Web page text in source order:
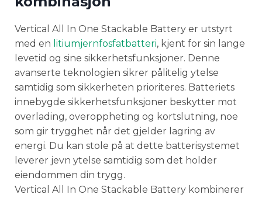
Vertical All In One Stackable Battery er utstyrt
med en litiumjernfosfatbatteri, kjent for sin lange
levetid og sine sikkerhetsfunksjoner. Denne
avanserte teknologien sikrer pålitelig ytelse
samtidig som sikkerheten prioriteres. Batteriets
innebygde sikkerhetsfunksjoner beskytter mot
overlading, overoppheting og kortslutning, noe
som gir trygghet når det gjelder lagring av
energi. Du kan stole på at dette batterisystemet
leverer jevn ytelse samtidig som det holder
eiendommen din trygg.
Vertical All In One Stackable Battery kombinerer